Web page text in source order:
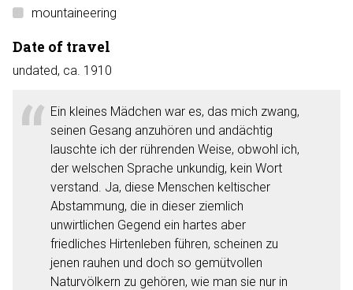
mountaineering
Date of travel
undated, ca. 1910
Ein kleines Mädchen war es, das mich zwang,
seinen Gesang anzuhören und andächtig
lauschte ich der rührenden Weise, obwohl ich,
der welschen Sprache unkundig, kein Wort
verstand. Ja, diese Menschen keltischer
Abstammung, die in dieser ziemlich
unwirtlichen Gegend ein hartes aber
friedliches Hirtenleben führen, scheinen zu
jenen rauhen und doch so gemütvollen
Naturvölkern zu gehören, wie man sie nur in